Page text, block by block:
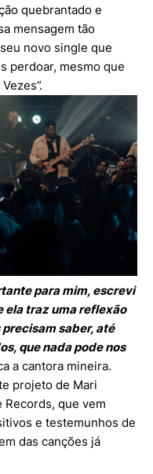
quebrantado e
mensagem tão
novo single que
perdoar, mesmo que
para mim, escrevi
ela traz uma reflexão
saber, até
que nada pode nos
a cantora mineira.
projeto de Mari
Records, que vem
e testemunhos de
das canções já